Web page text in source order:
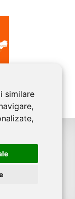
similare
online
SRL